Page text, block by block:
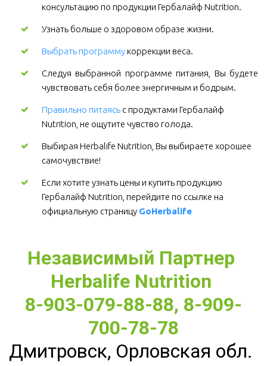
консультацию по продукции Гербалайф Nutrition.
Узнать больше о здоровом образе жизни.
Выбрать программукоррекции веса.
Следуя выбранной программе питания, Вы будете
чувствовать себя более энергичным и бодрым.
Правильно питаясь с продуктами Гербалайф
Nutrition, не ощутите чувство голода.
Выбирая Herbalife Nutrition, Вы выбираете хорошее
самочувствие!
Если хотите узнать цены и купить продукцию
Гербалайф Nutrition, перейдите по ссылке на
официальную страницу GoHerbalife
Независимый Партнер
Herbalife Nutrition
8-903-079-88-88, 8-909-
700-78-78
Дмитровск, Орловская обл.